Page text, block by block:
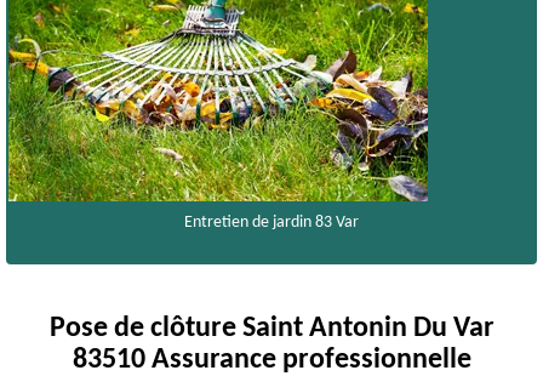
Entretien de jardin 83 Var
Pose de clôture Saint Antonin Du Var
83510 Assurance professionnelle